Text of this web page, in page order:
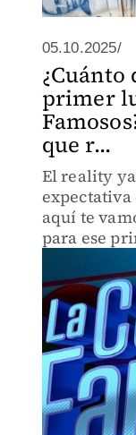
05.10.2025/
primer
que r...
El reality
expectativa
aquí te
para ese